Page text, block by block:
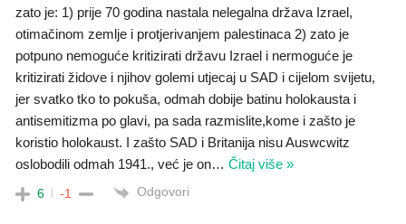
zato je: 1) prije 70 godina nastala nelegalna država Izrael,
otimačinom zemlje i protjerivanjem palestinaca 2) zato je
potpuno nemoguće kritizirati državu Izrael i nermoguće je
kritizirati židove i njihov golemi utjecaj u SAD i cijelom svijetu,
jer svatko tko to pokuša, odmah dobije batinu holokausta i
antisemitizma po glavi, pa sada razmislite,kome i zašto je
koristio holokaust. I zašto SAD i Britanija nisu Auswcwitz
oslobodili odmah 1941., već je on… Čitaj više »
6 -1 Odgovori